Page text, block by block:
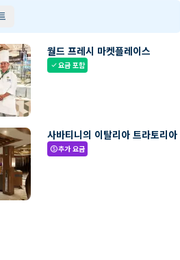
월드 프레시 마켓플레이스
check요금 포함
사바티니의 이탈리아 트라토리아
paid추가 요금